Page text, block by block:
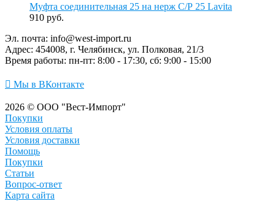
Муфта соединительная 25 на нерж С/Р 25 Lavita
910 руб.
Эл. почта: info@west-import.ru
Адрес: 454008, г. Челябинск, ул. Полковая, 21/3
Время работы: пн-пт: 8:00 - 17:30, сб: 9:00 - 15:00
Мы в ВКонтакте
2026 © ООО "Вест-Импорт"
Покупки
Условия оплаты
Условия доставки
Помощь
Покупки
Статьи
Вопрос-ответ
Карта сайта